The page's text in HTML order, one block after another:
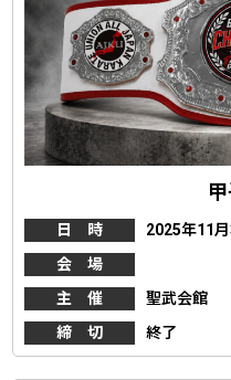
日 時
2025年11月
会 場
主 催
聖武会館
締 切
終了